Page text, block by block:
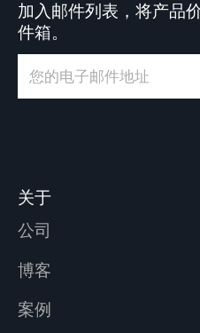
加入邮件列表，将产品
件箱。
关于
公司
博客
案例